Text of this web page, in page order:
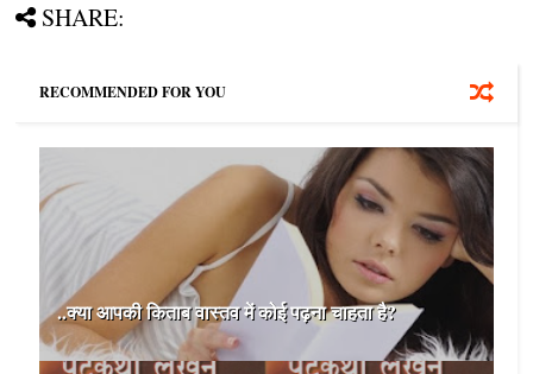
SHARE:
RECOMMENDED FOR YOU
..क्‍या आपकी किताब वास्‍तव में कोई पढ़ना चाहता है?